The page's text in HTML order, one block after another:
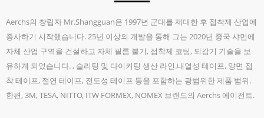
Aerchs의 창립자 Mr.Shangguan은 1997년 군대를 제대한 후 접착제 산업에
종사하기 시작했습니다. 25년 이상의 개발을 통해 그는 2020년 중국 샤먼에
자체 산업 구역을 건설하고 자체 필름 불기, 접착제 코팅, 되감기 기술을 보
유하게 되었습니다. , 슬리팅 및 다이커팅 생산 라인.내열성 테이프, 양면 접
착 테이프, 절연 테이프, 전도성 테이프 등을 포함하는 광범위한 제품 범위.
한편, 3M, TESA, NITTO, ITW FORMEX, NOMEX 브랜드의 Aerchs 에이전트.